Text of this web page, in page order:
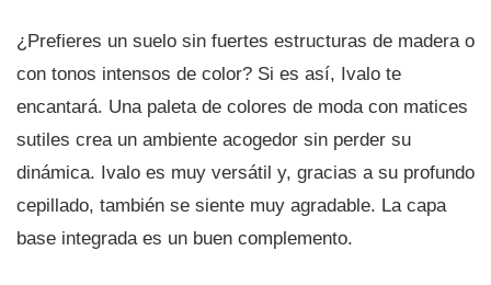
¿Prefieres un suelo sin fuertes estructuras de madera o
con tonos intensos de color? Si es así, Ivalo te
encantará. Una paleta de colores de moda con matices
sutiles crea un ambiente acogedor sin perder su
dinámica. Ivalo es muy versátil y, gracias a su profundo
cepillado, también se siente muy agradable. La capa
base integrada es un buen complemento.